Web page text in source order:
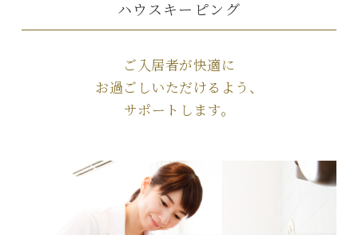
ハウスキーピング
ご入居者が快適に
お過ごしいただけるよう、
サポートします。